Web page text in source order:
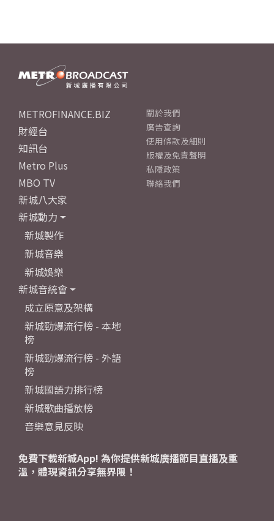
METROFINANCE.BIZ
財經台
知訊台
Metro Plus
MBO TV
新城八大家
新城動力
新城製作
新城音樂
新城娛樂
新城音統會
成立原意及架構
新城勁爆流行榜 - 本地
榜
新城勁爆流行榜 - 外語
榜
新城國語力排行榜
新城歌曲播放榜
音樂意見反映
關於我們
廣告查詢
使用條款及細則
版權及免責聲明
私隱政策
聯絡我們
免費下載新城App! 為你提供新城廣播節目直播及重
溫，體現資訊分享無界限！